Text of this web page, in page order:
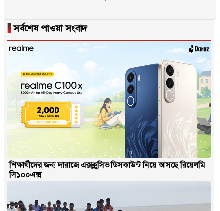
▐সর্বশেষ পাওয়া সংবাদ
শিক্ষার্থীদের জন্য দারাজে এক্সক্লুসিভ ডিসকাউন্ট নিয়ে আসছে রিয়েলমি
সি১০০এক্স